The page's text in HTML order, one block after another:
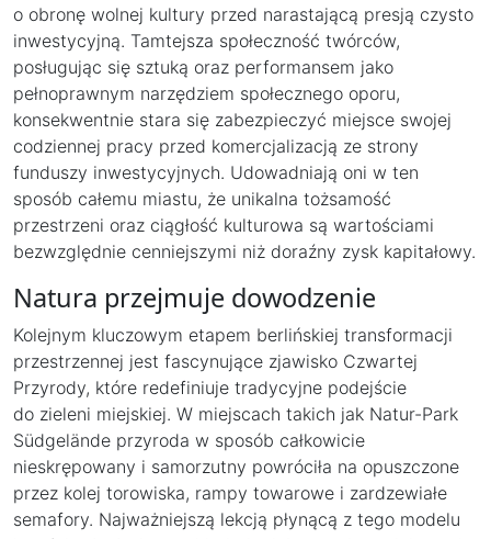
o obronę wolnej kultury przed narastającą presją czysto
inwestycyjną. Tamtejsza społeczność twórców,
posługując się sztuką oraz performansem jako
pełnoprawnym narzędziem społecznego oporu,
konsekwentnie stara się zabezpieczyć miejsce swojej
codziennej pracy przed komercjalizacją ze strony
funduszy inwestycyjnych. Udowadniają oni w ten
sposób całemu miastu, że unikalna tożsamość
przestrzeni oraz ciągłość kulturowa są wartościami
bezwzględnie cenniejszymi niż doraźny zysk kapitałowy.
Natura przejmuje dowodzenie
Kolejnym kluczowym etapem berlińskiej transformacji
przestrzennej jest fascynujące zjawisko Czwartej
Przyrody, które redefiniuje tradycyjne podejście
do zieleni miejskiej. W miejscach takich jak Natur-Park
Südgelände przyroda w sposób całkowicie
nieskrępowany i samorzutny powróciła na opuszczone
przez kolej torowiska, rampy towarowe i zardzewiałe
semafory. Najważniejszą lekcją płynącą z tego modelu